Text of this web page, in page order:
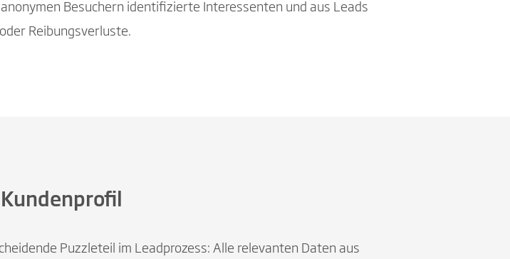
Besuchern identifizierte Interessenten und aus Leads
Reibungsverluste.
Puzzleteil im Leadprozess: Alle relevanten Daten aus